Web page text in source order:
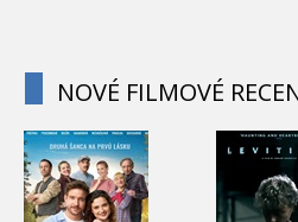
NOVÉ FILMOVÉ